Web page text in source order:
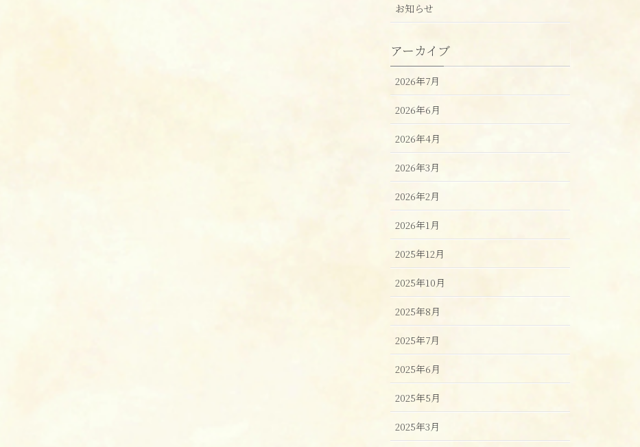
お知らせ
アーカイブ
2026年7月
2026年6月
2026年4月
2026年3月
2026年2月
2026年1月
2025年12月
2025年10月
2025年8月
2025年7月
2025年6月
2025年5月
2025年3月